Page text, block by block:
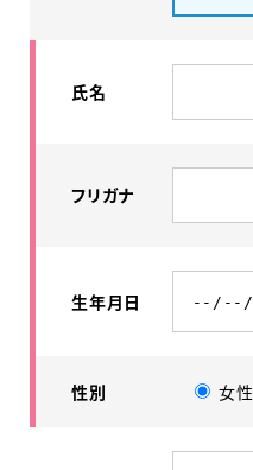
氏名
フリガナ
生年月日
性別 女性